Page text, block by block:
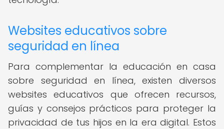
Websites educativos sobre
seguridad en línea
Para complementar la educación en casa
sobre seguridad en línea, existen diversos
websites educativos que ofrecen recursos,
guías y consejos prácticos para proteger la
privacidad de tus hijos en la era digital. Estos